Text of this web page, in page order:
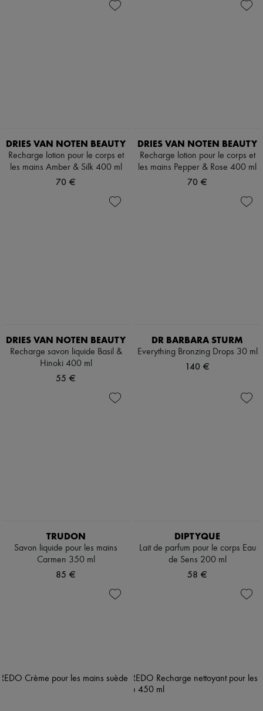
DRIES VAN NOTEN BEAUTY
Recharge lotion pour le corps et
les mains Amber & Silk 400 ml
70 €
DRIES VAN NOTEN BEAUTY
Recharge lotion pour le corps et
les mains Pepper & Rose 400 ml
70 €
DRIES VAN NOTEN BEAUTY
Recharge savon liquide Basil &
Hinoki 400 ml
55 €
DR BARBARA STURM
Everything Bronzing Drops 30 ml
140 €
TRUDON
Savon liquide pour les mains
Carmen 350 ml
85 €
DIPTYQUE
Lait de parfum pour le corps Eau
de Sens 200 ml
58 €